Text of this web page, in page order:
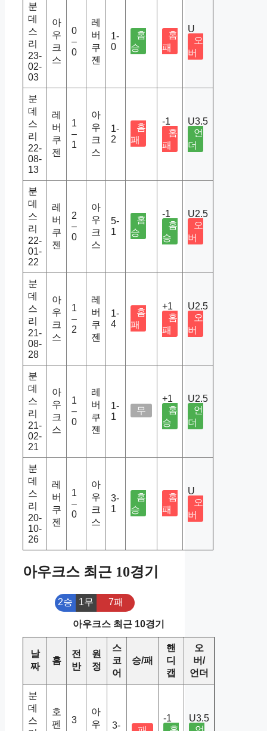
분
데
스
리
23-
02-
03
아
우
크
스
0
–
0
레
버
쿠
젠
1-
0
홈
승
홈
패
U
오
버
분
데
스
리
22-
08-
13
레
버
쿠
젠
1
–
1
아
우
크
스
1-
2
홈
패
-1
홈
패
U3.5
언
더
분
데
스
리
22-
01-
22
레
버
쿠
젠
2
–
0
아
우
크
스
5-
1
홈
승
-1
홈
승
U2.5
오
버
분
데
스
리
21-
08-
28
아
우
크
스
1
–
2
레
버
쿠
젠
1-
4
홈
패
+1
홈
패
U2.5
오
버
분
데
스
리
21-
02-
21
아
우
크
스
1
–
0
레
버
쿠
젠
1-
1
무
+1
홈
승
U2.5
언
더
분
데
스
리
20-
10-
26
레
버
쿠
젠
1
–
0
아
우
크
스
3-
1
홈
승
홈
패
U
오
버
아우크스 최근 10경기
2승 1무 7패
아우크스 최근 10경기
날
짜
홈
전
반
원
정
스
코
어
승/패
핸
디
캡
오
버/
언더
분
데
스
호
펜
3
아
우
3-
-1
U3.5